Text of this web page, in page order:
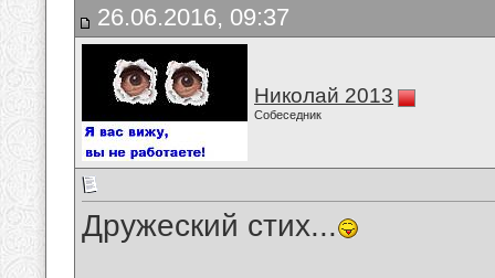
26.06.2016, 09:37
Николай 2013
Собеседник
Дружеский стих...